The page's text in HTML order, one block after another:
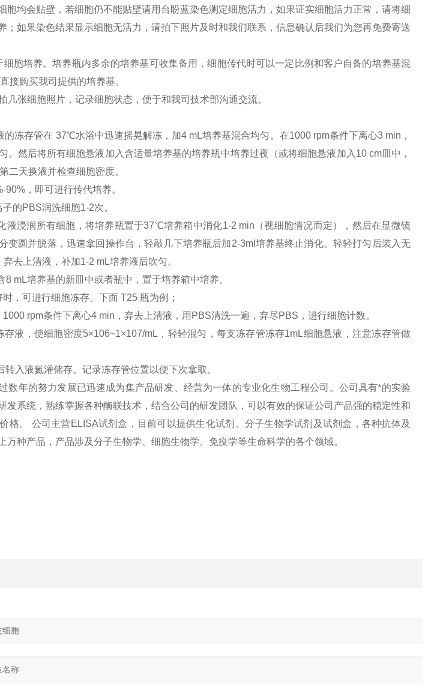
胞均会贴壁，若细胞仍不能贴壁请用台盼蓝染色测定细胞活力，如果证实细胞活力正常，请将细
；如果染色结果显示细胞无活力，请拍下照片及时和我们联系，信息确认后我们为您再免费寄送
胞培养。培养瓶内多余的培养基可收集备用，细胞传代时可以一定比例和客户自备的培养基混
接购买我司提供的培养基。
几张细胞照片，记录细胞状态，便于和我司技术部沟通交流。
的冻存管在 37℃水浴中迅速摇晃解冻，加4 mL培养基混合均匀。在1000 rpm条件下离心3 min，
。然后将所有细胞悬液加入含适量培养基的培养瓶中培养过夜（或将细胞悬液加入10 cm皿中，
二天换液并检查细胞密度。
，即可进行传代培养。
的PBS润洗细胞1-2次。
液浸润所有细胞，将培养瓶置于37℃培养箱中消化1-2 min（视细胞情况而定），然后在显微镜
变圆并脱落，迅速拿回操作台，轻敲几下培养瓶后加2-3ml培养基终止消化。轻轻打匀后装入无
去上清液，补加1-2 mL培养液后吹匀。
mL培养基的新皿中或者瓶中，置于培养箱中培养。
，可进行细胞冻存。下面 T25 瓶为例；
rpm条件下离心4 min，弃去上清液，用PBS清洗一遍，弃尽PBS，进行细胞计数。
存液，使细胞密度5×106~1×107/mL，轻轻混匀，每支冻存管冻存1mL细胞悬液，注意冻存管做
入液氮灌储存。记录冻存管位置以便下次拿取。
数年的努力发展已迅速成为集产品研发、经营为一体的专业化生物工程公司。公司具有*的实验
发系统，熟练掌握各种酶联技术，结合公司的研发团队，可以有效的保证公司产品强的稳定性和
格。 公司主营ELISA试剂盒，目前可以提供生化试剂、分子生物学试剂及试剂盒，各种抗体及
万种产品，产品涉及分子生物学、细胞生物学、免疫学等生命科学的各个领域。